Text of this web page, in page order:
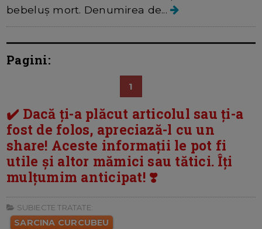
bebeluș mort. Denumirea de...
Pagini:
1
✔️ Dacă ți-a plăcut articolul sau ți-a
fost de folos, apreciază-l cu un
share! Aceste informații le pot fi
utile și altor mămici sau tătici. Îți
mulțumim anticipat! ❣️
SUBIECTE TRATATE:
SARCINA CURCUBEU